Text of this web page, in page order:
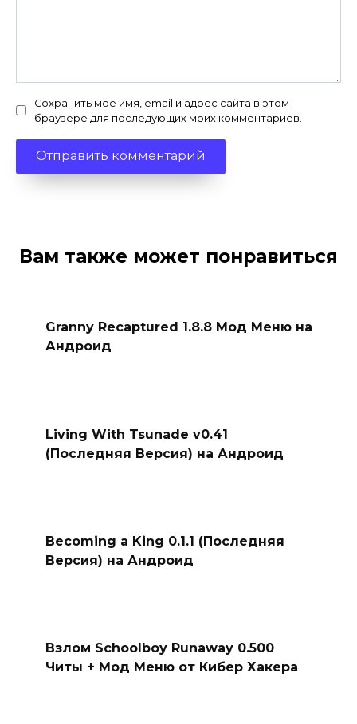
Сохранить моё имя, email и адрес сайта в этом
браузере для последующих моих комментариев.
Вам также может понравиться
Granny Recaptured 1.8.8 Мод Меню на
Андроид
Living With Tsunade v0.41
(Последняя Версия) на Андроид
Becoming a King 0.1.1 (Последняя
Версия) на Андроид
Взлом Schoolboy Runaway 0.500
Читы + Мод Меню от Кибер Хакера